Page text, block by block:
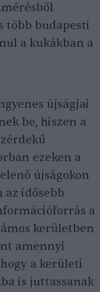
több budapesti
a kukákban a
újságjai
be, hiszen a
ezeken a
újságokon
idősebb
a
kerületben
amennyi
a kerületi
is juttassanak